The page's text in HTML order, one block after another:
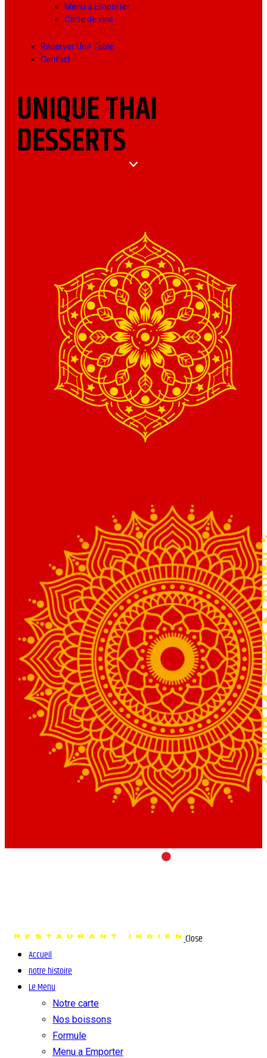
Menu a Emporter
Carte de vins
Réserver Une Table
Contact
UNIQUE THAI
DESSERTS
Close
Accueil
notre histoire
Le Menu
Notre carte
Nos boissons
Formule
Menu a Emporter